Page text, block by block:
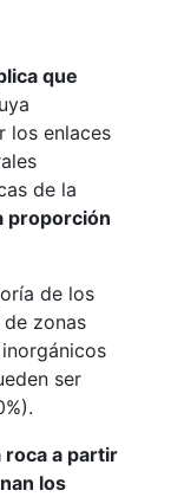
que
los enlaces
de la
proporción
de los
de zonas
ser
roca a partir
los